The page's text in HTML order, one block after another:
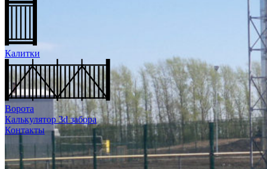
Калитки
Ворота
Калькулятор 3d забора
Контакты